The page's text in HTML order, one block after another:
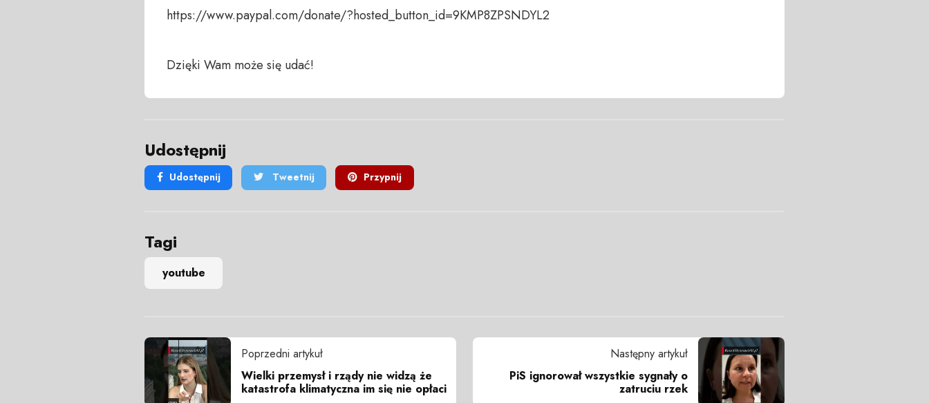
https://www.paypal.com/donate/?hosted_button_id=9KMP8ZPSNDYL2
Dzięki Wam może się udać!
Udostępnij
Udostępnij Tweetnij Przypnij
Tagi
youtube
Poprzedni artykuł
Wielki przemysł i rządy nie widzą że
katastrofa klimatyczna im się nie opłaci
Następny artykuł
PiS ignorował wszystkie sygnały o
zatruciu rzek